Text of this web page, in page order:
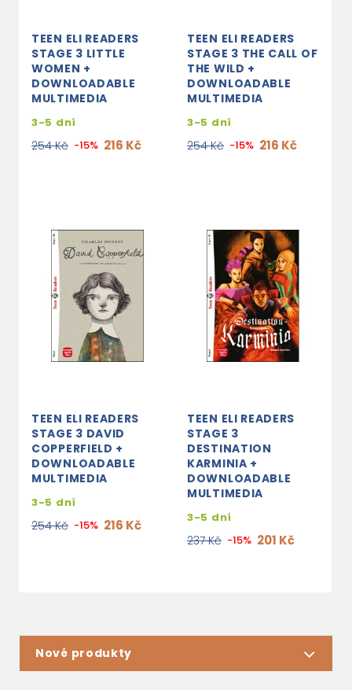
TEEN ELI READERS
STAGE 3 LITTLE
WOMEN +
DOWNLOADABLE
MULTIMEDIA
3-5 dní
254 Kč -15% 216 Kč
TEEN ELI READERS
STAGE 3 THE CALL OF
THE WILD +
DOWNLOADABLE
MULTIMEDIA
3-5 dní
254 Kč -15% 216 Kč
TEEN ELI READERS
STAGE 3 DAVID
COPPERFIELD +
DOWNLOADABLE
MULTIMEDIA
3-5 dní
254 Kč -15% 216 Kč
TEEN ELI READERS
STAGE 3
DESTINATION
KARMINIA +
DOWNLOADABLE
MULTIMEDIA
3-5 dní
237 Kč -15% 201 Kč
Nové produkty